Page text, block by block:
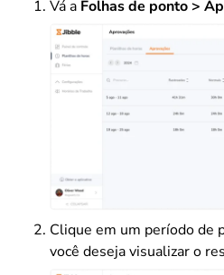
Vá a Folhas de ponto >
Clique em um período de
você deseja visualizar o